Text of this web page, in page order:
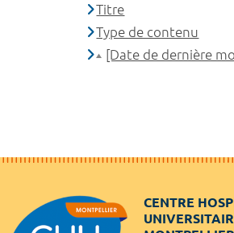
Titre
Type de contenu
[Date de dernière
CENTRE